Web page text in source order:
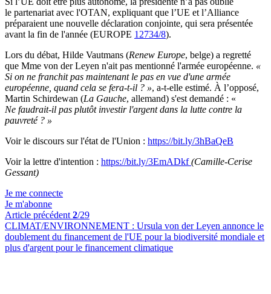
le partenariat avec l'OTAN, expliquant que l’UE et l’Alliance
préparaient une nouvelle déclaration conjointe, qui sera présentée
avant la fin de l'année (EUROPE 12734/8).
Lors du débat, Hilde Vautmans (Renew Europe, belge) a regretté
que Mme von der Leyen n'ait pas mentionné l'armée européenne. «
Si on ne franchit pas maintenant le pas en vue d'une armée
européenne, quand cela se fera-t-il ? », a-t-elle estimé. À l’opposé,
Martin Schirdewan (La Gauche, allemand) s'est demandé : «
Ne faudrait-il pas plutôt investir l'argent dans la lutte contre la
pauvreté ? »
Voir le discours sur l'état de l'Union : https://bit.ly/3hBaQeB
Voir la lettre d'intention : https://bit.ly/3EmADkf(Camille-Cerise
Gessant)
Je me connecte
Je m'abonne
Article précédent 2/29
CLIMAT/ENVIRONNEMENT : Ursula von der Leyen annonce le
doublement du financement de l'UE pour la biodiversité mondiale et
plus d'argent pour le financement climatique